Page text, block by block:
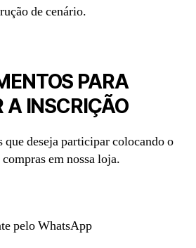
de cenário.
PARA
A INSCRIÇÃO
que deseja participar colocando o
em nossa loja.
pelo WhatsApp